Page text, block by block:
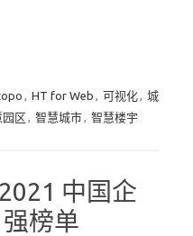
HT for Web 可视化
城
园区 智慧城市 智慧楼宇
中国企
榜单